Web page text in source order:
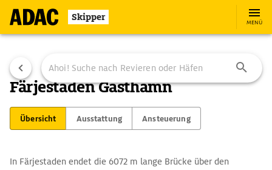
Skipper MENÜ
Färjestaden Gästhamn
Übersicht Ausstattung Ansteuerung
In Färjestaden endet die 6072 m lange Brücke über den